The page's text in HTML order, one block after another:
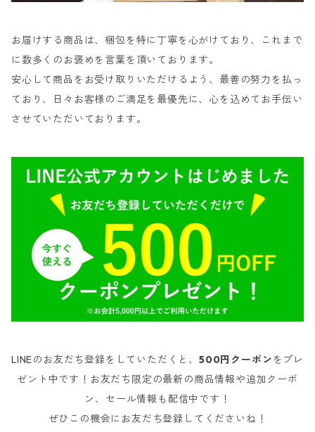
お届けする商品は、梱包を特に丁寧を心がけており、これまで
に数多くのお褒めを言葉を頂いております。
安心して商品をお受け取りいただけるよう、最善の努力を払っ
ており、日々お客様のご満足を最優先に、心を込めてお手伝い
させていただいております。
LINEのお友だち登録をしていただくと、500円クーポンをプレ
ゼント中です！お友だち限定の最新の商品情報や追加クーポ
ン、セール情報も配信中です！
ぜひこの機会にお友だち登録してくださいね！